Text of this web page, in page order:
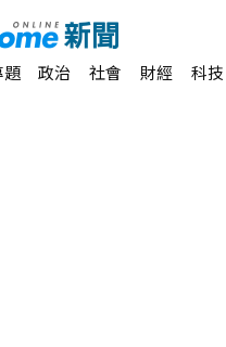
題 政治 社會 財經 科技